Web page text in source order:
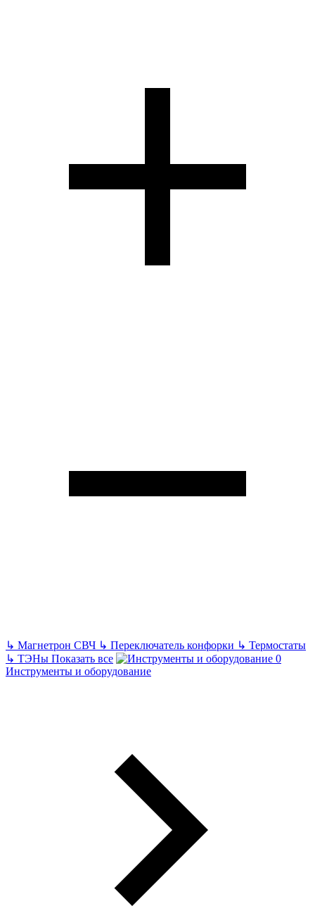
↳ Магнетрон СВЧ ↳ Переключатель конфорки ↳ Термостаты
↳ ТЭНы Показать все
Инструменты и оборудование